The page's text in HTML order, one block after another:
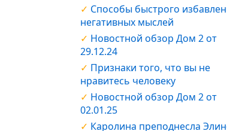
Способы быстрого
негативных мыслей
Новостной обзор Дом 2 от
29.12.24
Признаки того, что вы не
нравитесь человеку
Новостной обзор Дом 2 от
02.01.25
Каролина преподнесла